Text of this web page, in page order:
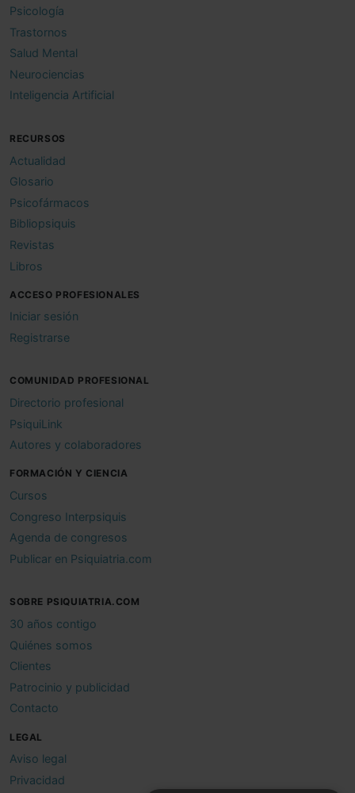
Psicología
Trastornos
Salud Mental
Neurociencias
Inteligencia Artificial
RECURSOS
Actualidad
Glosario
Psicofármacos
Bibliopsiquis
Revistas
Libros
ACCESO PROFESIONALES
Iniciar sesión
Registrarse
COMUNIDAD PROFESIONAL
Directorio profesional
PsiquiLink
Autores y colaboradores
FORMACIÓN Y CIENCIA
Cursos
Congreso Interpsiquis
Agenda de congresos
Publicar en Psiquiatria.com
SOBRE PSIQUIATRIA.COM
30 años contigo
Quiénes somos
Clientes
Patrocinio y publicidad
Contacto
LEGAL
Aviso legal
Privacidad